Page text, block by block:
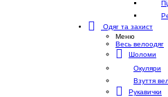
Одяг та захист
Меню
Весь велоодяг
Шоломи
Окуляри
Взуття
Рукавички